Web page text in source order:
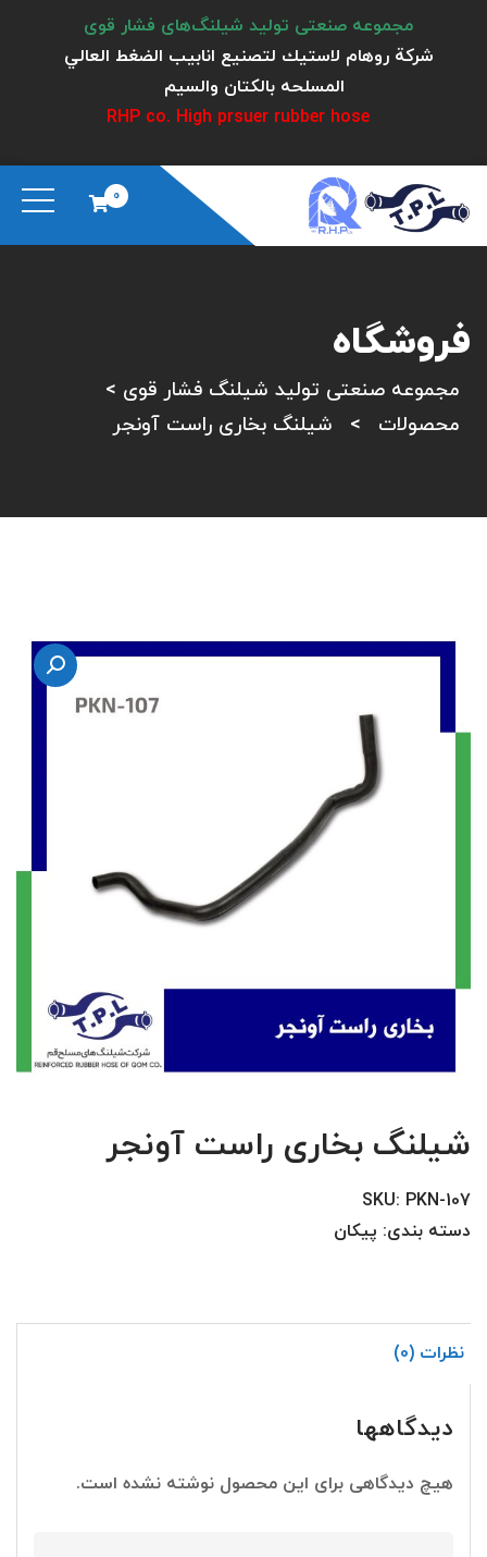
مجموعه صنعتی تولید شیلنگ‌های فشار قوی
شركة روهام لاستيك لتصنيع انابيب الضغط العالي
المسلحه بالكتان والسيم
RHP co. High prsuer rubber hose
0
فروشگاه
مجموعه صنعتی تولید شیلنگ فشار قوی >
محصولات
> شیلنگ بخاری راست آونجر
شیلنگ بخاری راست آونجر
SKU: PKN-107
دسته بندی: پیکان
نظرات (0)
دیدگاهها
هیچ دیدگاهی برای این محصول نوشته نشده است.